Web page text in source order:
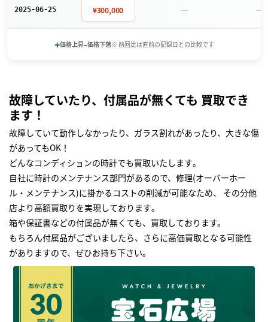
2025-06-25 ¥300,000 － －
+価格上昇-価格下落※ 前回比は直前の記録日との比較です
故障していたり、付属品が無くても 買取でき
ます！
故障していて動作しなかったり、ガラス割れがあったり、大きな傷
があってもOK！
どんなコンディションの時計でも買取いたします｡
自社に時計のメンテナンス部門があるので、修理(オーバーホー
ル・メンテナンス)に掛かるコストの削減が可能なため、 その分他
店より高額買取りを実現しております｡
箱や保証書などの付属品が無くても、買取しております。
もちろん付属品がございましたら、さらに高価買取となる可能性
がありますので、ぜひお持ち下さい｡